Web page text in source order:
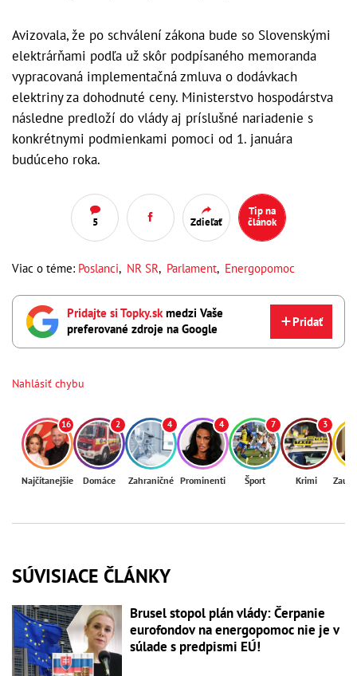
Avizovala, že po schválení zákona bude so Slovenskými
elektrárňami podľa už skôr podpísaného memoranda
vypracovaná implementačná zmluva o dodávkach
elektriny za dohodnuté ceny. Ministerstvo hospodárstva
následne predloží do vlády aj príslušné nariadenie s
konkrétnymi podmienkami pomoci od 1. januára
budúceho roka.
5 Zdieľať
Tip na
článok
Viac o téme: Poslanci, NR SR, Parlament, Energopomoc
Pridajte si Topky.skmedzi Vaše
preferované zdroje na Google
Pridať
Nahlásiť chybu
16
Najčítanejšie
2
Domáce
4
Zahraničné
4
Prominenti
7
Šport
3
Krimi
SÚVISIACE ČLÁNKY
Brusel stopol plán vlády: Čerpanie
eurofondov na energopomoc nie je v
súlade s predpismi EÚ!